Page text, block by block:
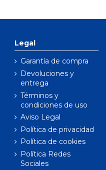
Legal
Garantía de compra
Devoluciones y
entrega
Términos y
condiciones de uso
Aviso Legal
Política de privacidad
Política de cookies
Política Redes
Sociales